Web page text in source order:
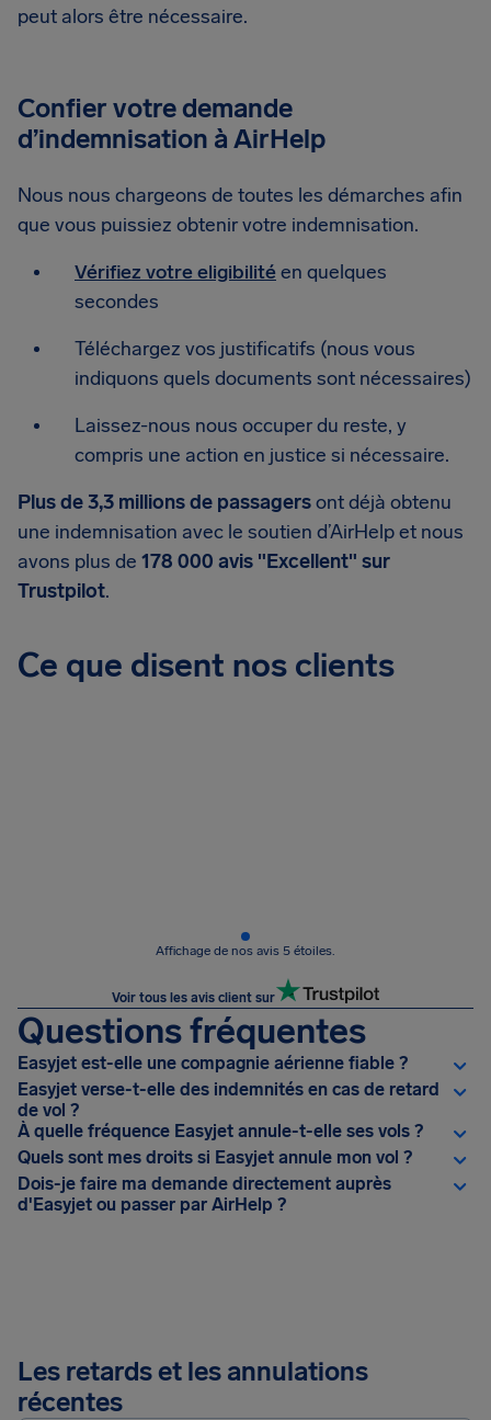
peut alors être nécessaire.
Confier votre demande
d’indemnisation à AirHelp
Nous nous chargeons de toutes les démarches afin
que vous puissiez obtenir votre indemnisation.
Vérifiez votre eligibilitéen quelques
secondes
Téléchargez vos justificatifs (nous vous
indiquons quels documents sont nécessaires)
Laissez-nous nous occuper du reste, y
compris une action en justice si nécessaire.
Plus de 3,3 millions de passagersont déjà obtenu
une indemnisation avec le soutien d’AirHelp et nous
avons plus de 178 000 avis "Excellent" sur
Trustpilot.
Ce que disent nos clients
Affichage de nos avis 5 étoiles.
Voir tous les avis client sur
Questions fréquentes
Easyjet est-elle une compagnie aérienne fiable ?
Easyjet verse-t-elle des indemnités en cas de retard
de vol ?
À quelle fréquence Easyjet annule-t-elle ses vols ?
Quels sont mes droits si Easyjet annule mon vol ?
Dois-je faire ma demande directement auprès
d'Easyjet ou passer par AirHelp ?
Les retards et les annulations
récentes